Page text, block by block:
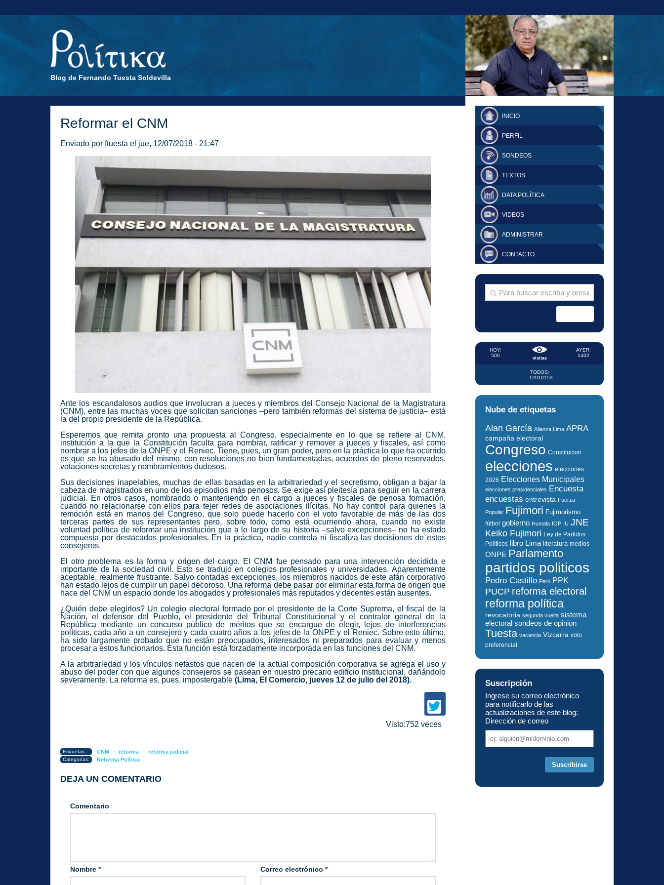
Blog de Fernando Tuesta Soldevilla
FERNANDO TUESTA SUPLEMENTO
DOMINGO
Reformar el CNM
Enviado por ftuesta el jue, 12/07/2018 - 21:47
Ante los escandalosos audios que involucran a jueces y miembros del Consejo Nacional de la Magistratura
(CNM), entre las muchas voces que solicitan sanciones –pero también reformas del sistema de justicia– está
la del propio presidente de la República.
Esperemos que remita pronto una propuesta al Congreso, especialmente en lo que se refiere al
CNM,
institución a la que la Constitución faculta para nombrar, ratificar y remover a jueces y fiscales, así como
nombrar a los jefes de la ONPE y el Reniec. Tiene, pues, un gran poder, pero en la práctica lo que ha ocurrido
es que se ha abusado del mismo, con resoluciones no bien fundamentadas, acuerdos de pleno reservados,
votaciones secretas y nombramientos dudosos.
Sus decisiones inapelables, muchas de ellas basadas en la arbitrariedad y el secretismo, obligan a bajar la
cabeza de magistrados en uno de los episodios más penosos. Se exige así pleitesía para seguir en la carrera
judicial. En otros casos, nombrando o manteniendo en el cargo a jueces y fiscales de penosa formación,
cuando no relacionarse con ellos para tejer redes de asociaciones ilícitas. No hay control para quienes la
remoción está en manos del Congreso, que solo puede hacerlo con el voto favorable de más de las dos
terceras partes de sus representantes pero, sobre todo, como está ocurriendo ahora, cuando no existe
voluntad política de reformar una institución que a lo largo de su historia –salvo excepciones– no ha estado
compuesta por destacados profesionales. En la práctica, nadie controla ni fiscaliza las decisiones de estos
consejeros.
El otro problema es la forma y origen del cargo. ElCNM fue pensado para una intervención decidida e
importante de la sociedad civil. Esto se tradujo en colegios profesionales y universidades. Aparentemente
aceptable, realmente frustrante. Salvo contadas excepciones, los miembros nacidos de este afán corporativo
han estado lejos de cumplir un papel decoroso. Una reforma debe pasar por eliminar esta forma de origen que
hace del CNM un espacio donde los abogados y profesionales más reputados y decentes están ausentes.
¿Quién debe elegirlos? Un colegio electoral formado por el presidente de la Corte Suprema, el fiscal de la
Nación, el defensor del Pueblo, el presidente del Tribunal Constitucional y el contralor general de la
República mediante un concurso público de méritos que se encargue de elegir, lejos de interferencias
políticas, cada año a un consejero y cada cuatro años a los jefes de la ONPE y el Reniec. Sobre esto último,
ha sido largamente probado que no están preocupados, interesados ni preparados para evaluar y menos
procesar a estos funcionarios. Esta función está forzadamente incorporada en las funciones del CNM.
A la arbitrariedad y los vínculos nefastos que nacen de la actual composición corporativa se agrega el uso y
abuso del poder con que algunos consejeros se pasean en nuestro precario edificio institucional, dañándolo
severamente. La reforma es, pues, impostergable (Lima, El Comercio, jueves 12 de julio del 2018).
Visto:752 veces
Etiquetas: CNM - reforma - reforma judicial
Categorías: Reforma Política
DEJA UN COMENTARIO
Comentario
Nombre * Correo electrónico *
INICIO
PERFIL
SONDEOS
TEXTOS
DATA POLÍTICA
VIDEOS
ADMINISTRAR
CONTACTO
visitas
HOY:
500
AYER:
1402
TODOS:
12010153
Nube de etiquetas
Alan García Alianza Lima APRA
campaña electoral
Congreso Constitucion
elecciones elecciones
2026 Elecciones Municipales
elecciones presidenciales Encuesta
encuestas entrevista Fuerza
Popular Fujimori Fujimorismo
fútbol gobierno Humala IOP IU JNE
Keiko Fujimori Ley de Partidos
Políticos libro Lima literatura medios
ONPE Parlamento
partidos politicos
Pedro Castillo Perú PPK
PUCP reforma electoral
reforma política
revocatoria segunda vuelta sistema
electoral sondeos de opinion
Tuesta vacancia Vizcarra voto
preferencial
Suscripción
Ingrese su correo electrónico
para notificarlo de las
actualizaciones de este blog:
Dirección de correo
de